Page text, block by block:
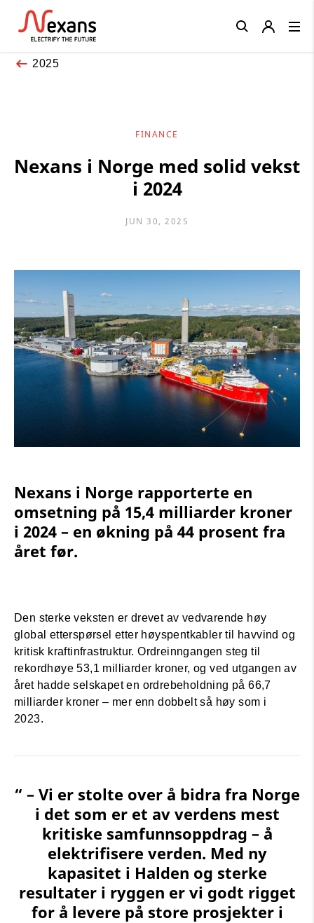
2025
FINANCE
Nexans i Norge med solid vekst
i 2024
JUN 30, 2025
Nexans i Norge rapporterte en
omsetning på 15,4 milliarder kroner
i 2024 – en økning på 44 prosent fra
året før.
Den sterke veksten er drevet av vedvarende høy
global etterspørsel etter høyspentkabler til havvind og
kritisk kraftinfrastruktur. Ordreinngangen steg til
rekordhøye 53,1 milliarder kroner, og ved utgangen av
året hadde selskapet en ordrebeholdning på 66,7
milliarder kroner – mer enn dobbelt så høy som i
2023.
“ – Vi er stolte over å bidra fra Norge
i det som er et av verdens mest
kritiske samfunnsoppdrag – å
elektrifisere verden. Med ny
kapasitet i Halden og sterke
resultater i ryggen er vi godt rigget
for å levere på store prosjekter i
Close